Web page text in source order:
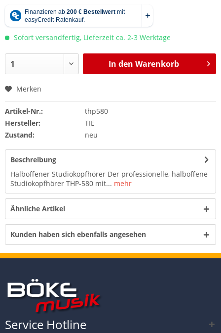
Sofort versandfertig, Lieferzeit ca. 2-3 Werktage
In den Warenkorb
Merken
Artikel-Nr.:
thp580
Hersteller:
TIE
Zustand:
neu
Beschreibung
Halboffener Studiokopfhörer Der professionelle, halboffene
Studiokopfhörer THP-580 mit... mehr
Ähnliche Artikel
Kunden haben sich ebenfalls angesehen
Service Hotline